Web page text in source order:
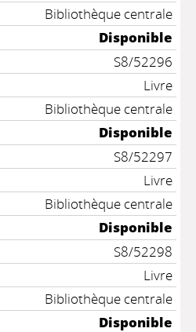
Bibliothèque centrale
Disponible
S8/52296
Livre
Bibliothèque centrale
Disponible
S8/52297
Livre
Bibliothèque centrale
Disponible
S8/52298
Livre
Bibliothèque centrale
Disponible